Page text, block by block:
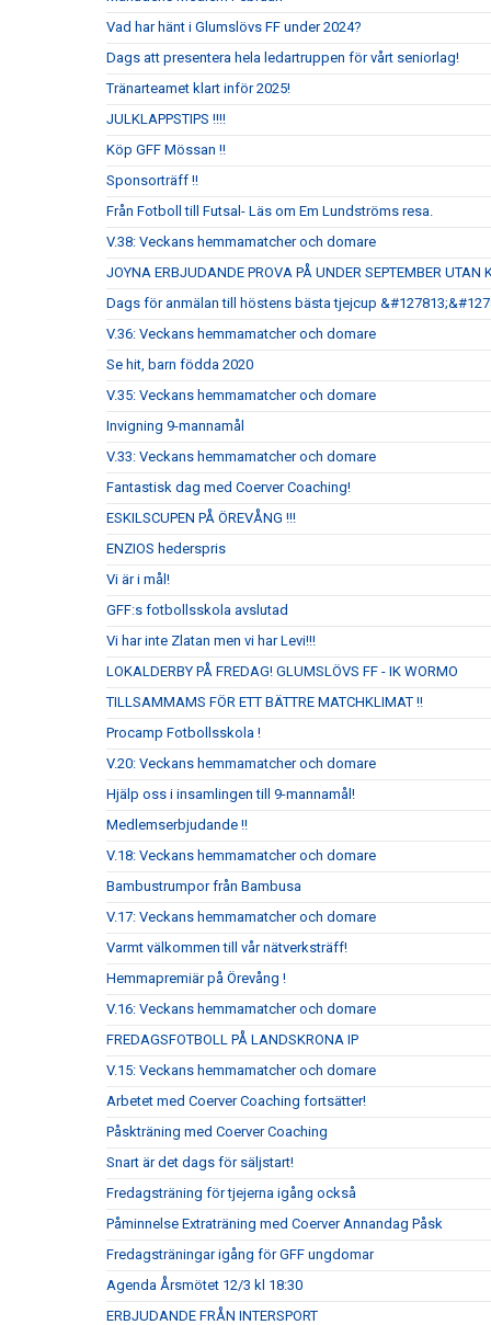
Vad har hänt i Glumslövs FF under 2024?
Dags att presentera hela ledartruppen för vårt seniorlag!
Tränarteamet klart inför 2025!
JULKLAPPSTIPS !!!!
Köp GFF Mössan !!
Sponsorträff !!
Från Fotboll till Futsal- Läs om Em Lundströms resa.
V.38: Veckans hemmamatcher och domare
JOYNA ERBJUDANDE PROVA PÅ UNDER SEPTEMBER UTAN
Dags för anmälan till höstens bästa tjejcup
V.36: Veckans hemmamatcher och domare
Se hit, barn födda 2020
V.35: Veckans hemmamatcher och domare
Invigning 9-mannamål
V.33: Veckans hemmamatcher och domare
Fantastisk dag med Coerver Coaching!
ESKILSCUPEN PÅ ÖREVÅNG !!!
ENZIOS hederspris
Vi är i mål!
GFF:s fotbollsskola avslutad
Vi har inte Zlatan men vi har Levi!!!
LOKALDERBY PÅ FREDAG! GLUMSLÖVS FF - IK WORMO
TILLSAMMAMS FÖR ETT BÄTTRE MATCHKLIMAT !!
Procamp Fotbollsskola !
V.20: Veckans hemmamatcher och domare
Hjälp oss i insamlingen till 9-mannamål!
Medlemserbjudande !!
V.18: Veckans hemmamatcher och domare
Bambustrumpor från Bambusa
V.17: Veckans hemmamatcher och domare
Varmt välkommen till vår nätverksträff!
Hemmapremiär på Örevång !
V.16: Veckans hemmamatcher och domare
FREDAGSFOTBOLL PÅ LANDSKRONA IP
V.15: Veckans hemmamatcher och domare
Arbetet med Coerver Coaching fortsätter!
Påskträning med Coerver Coaching
Snart är det dags för säljstart!
Fredagsträning för tjejerna igång också
Påminnelse Extraträning med Coerver Annandag Påsk
Fredagsträningar igång för GFF ungdomar
Agenda Årsmötet 12/3 kl 18:30
ERBJUDANDE FRÅN INTERSPORT